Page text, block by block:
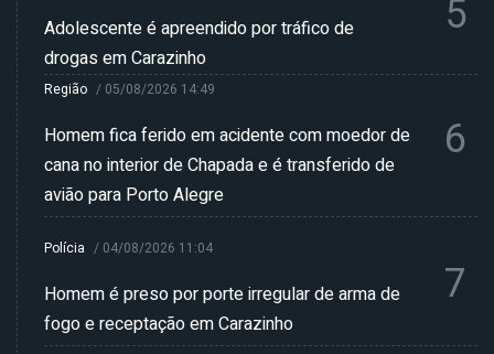
Adolescente é apreendido por tráfico de
drogas em Carazinho
5
Região / 05/08/2026 14:49
Homem fica ferido em acidente com moedor de
cana no interior de Chapada e é transferido de
avião para Porto Alegre
6
Polícia / 04/08/2026 11:04
Homem é preso por porte irregular de arma de
fogo e receptação em Carazinho
7